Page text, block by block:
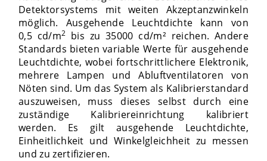
Detektorsystems mit weiten Akzeptanzwinkeln
möglich. Ausgehende Leuchtdichte kann von
0,5 cd/m2 bis zu 35000 cd/m² reichen. Andere
Standards bieten variable Werte für ausgehende
Leuchtdichte, wobei fortschrittlichere Elektronik,
mehrere Lampen und Abluftventilatoren von
Nöten sind. Um das System als Kalibrierstandard
auszuweisen, muss dieses selbst durch eine
zuständige Kalibriereinrichtung kalibriert
werden. Es gilt ausgehende Leuchtdichte,
Einheitlichkeit und Winkelgleichheit zu messen
und zu zertifizieren.